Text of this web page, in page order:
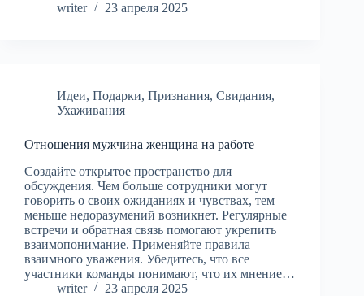
writer
23 апреля 2025
Идеи, Подарки, Признания, Свидания,
Ухаживания
Отношения мужчина женщина на работе
Создайте открытое пространство для
обсуждения. Чем больше сотрудники могут
говорить о своих ожиданиях и чувствах, тем
меньше недоразумений возникнет. Регулярные
встречи и обратная связь помогают укрепить
взаимопонимание. Применяйте правила
взаимного уважения. Убедитесь, что все
участники команды понимают, что их мнение…
writer
23 апреля 2025